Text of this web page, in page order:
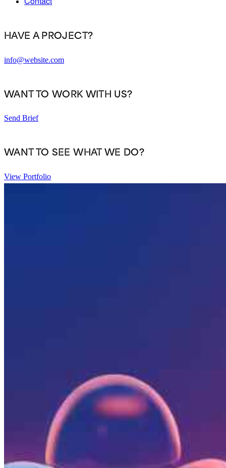
HAVE A PROJECT?
info@website.com
WANT TO WORK WITH US?
Send Brief
WANT TO SEE WHAT WE DO?
View Portfolio